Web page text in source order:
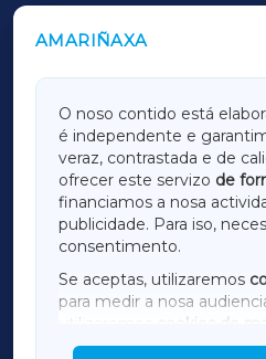
AMARIÑAXA
O noso contido está
é independente e
veraz, contrastada e de
ofrecer este servizo de
financiamos a nosa
publicidade. Para iso,
consentimento.
Se aceptas, utilizaremos
para medir a nosa
utilizaremos
cookies de
mostrar publicidade de
OUTROS